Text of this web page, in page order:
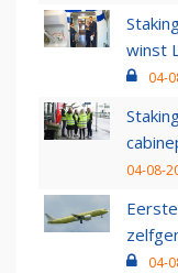
winst
04-
04-08-
04-